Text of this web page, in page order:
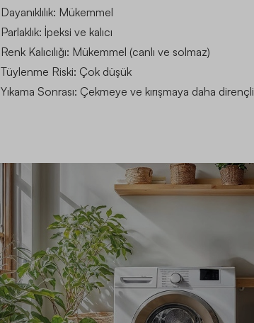
Dayanıklılık: Mükemmel
Parlaklık: İpeksi ve kalıcı
Renk Kalıcılığı: Mükemmel (canlı ve solmaz)
Tüylenme Riski: Çok düşük
Yıkama Sonrası: Çekmeye ve kırışmaya daha dirençli